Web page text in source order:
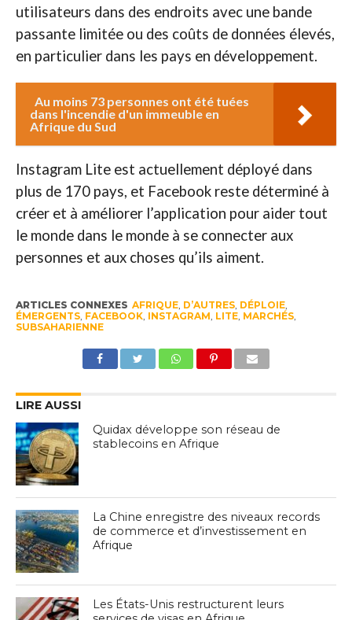
utilisateurs dans des endroits avec une bande
passante limitée ou des coûts de données élevés,
en particulier dans les pays en développement.
Au moins 73 personnes ont été tuées
dans l'incendie d'un immeuble en
Afrique du Sud
Instagram Lite est actuellement déployé dans
plus de 170 pays, et Facebook reste déterminé à
créer et à améliorer l’application pour aider tout
le monde dans le monde à se connecter aux
personnes et aux choses qu’ils aiment.
ARTICLES CONNEXES AFRIQUE, D’AUTRES, DÉPLOIE,
ÉMERGENTS, FACEBOOK, INSTAGRAM, LITE, MARCHÉS,
SUBSAHARIENNE
LIRE AUSSI
Quidax développe son réseau de
stablecoins en Afrique
La Chine enregistre des niveaux records
de commerce et d’investissement en
Afrique
Les États-Unis restructurent leurs